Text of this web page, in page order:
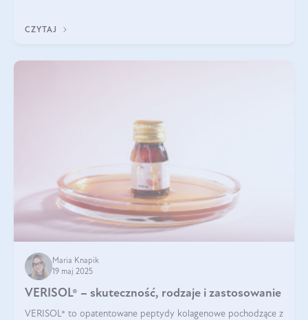
CZYTAJ
Maria Knapik
19 maj 2025
VERISOL® – skuteczność, rodzaje i zastosowanie
VERISOL® to opatentowane peptydy kolagenowe pochodzące z